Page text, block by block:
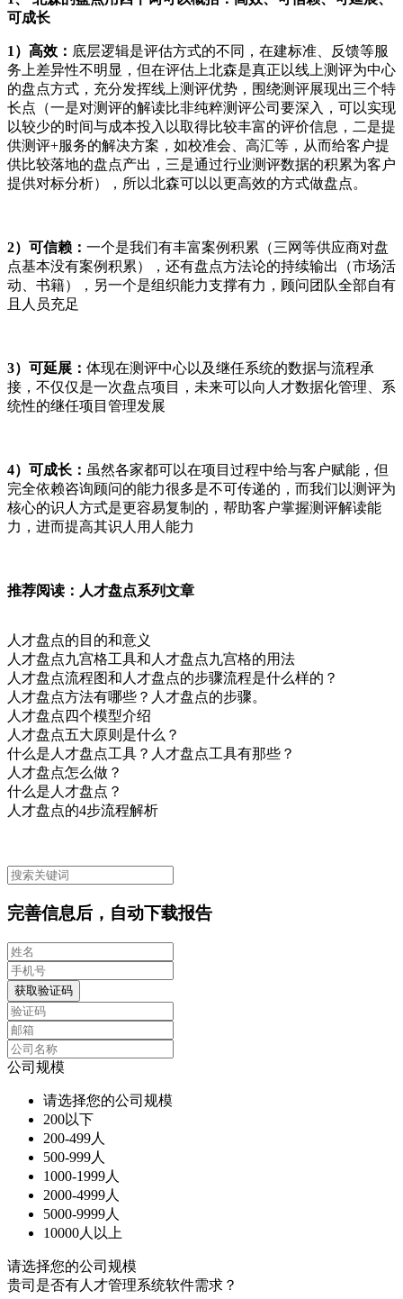
可成长
1）高效： 底层逻辑是评估方式的不同，在建标准、反馈等服
务上差异性不明显，但在评估上北森是真正以线上测评为中心
的盘点方式，充分发挥线上测评优势，围绕测评展现出三个特
长点（一是对测评的解读比非纯粹测评公司要深入，可以实现
以较少的时间与成本投入以取得比较丰富的评价信息，二是提
供测评+服务的解决方案，如校准会、高汇等，从而给客户提
供比较落地的盘点产出，三是通过行业测评数据的积累为客户
提供对标分析），所以北森可以以更高效的方式做盘点。
2）可信赖： 一个是我们有丰富案例积累（三网等供应商对盘
点基本没有案例积累），还有盘点方法论的持续输出（市场活
动、书籍），另一个是组织能力支撑有力，顾问团队全部自有
且人员充足
3）可延展： 体现在测评中心以及继任系统的数据与流程承
接，不仅仅是一次盘点项目，未来可以向人才数据化管理、系
统性的继任项目管理发展
4）可成长： 虽然各家都可以在项目过程中给与客户赋能，但
完全依赖咨询顾问的能力很多是不可传递的，而我们以测评为
核心的识人方式是更容易复制的，帮助客户掌握测评解读能
力，进而提高其识人用人能力
推荐阅读：人才盘点系列文章
人才盘点的目的和意义
人才盘点九宫格工具和 人才盘点九宫格的用法
人才盘点流程图和人才盘点的步骤流程是什么样的？
人才盘点方法有哪些？人才盘点的步骤。
人才盘点四个模型介绍
人才盘点五大原则 是什么？
什么是人才盘点工具 ？人才盘点工具有那些？
人才盘点怎么做 ？
什么是人才盘点 ？
人才盘点的4步流程解析
完善信息后，自动下载报告
获取验证码
公司规模
请选择您的公司规模
200以下
200-499人
500-999人
1000-1999人
2000-4999人
5000-9999人
10000人以上
请选择您的公司规模
贵司是否有人才管理系统软件需求？